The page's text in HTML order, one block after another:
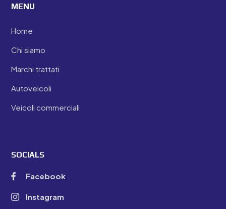
MENU
Home
Chi siamo
Marchi trattati
Autoveicoli
Veicoli commerciali
SOCIALS
 Facebook
 Instagram